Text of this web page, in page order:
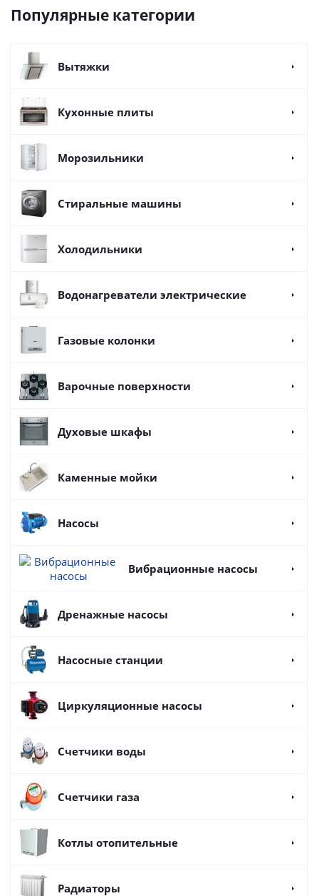
Популярные категории
Вытяжки
Кухонные плиты
Морозильники
Стиральные машины
Холодильники
Водонагреватели электрические
Газовые колонки
Варочные поверхности
Духовые шкафы
Каменные мойки
Насосы
Вибрационные насосы
Дренажные насосы
Насосные станции
Циркуляционные насосы
Счетчики воды
Счетчики газа
Котлы отопительные
Радиаторы